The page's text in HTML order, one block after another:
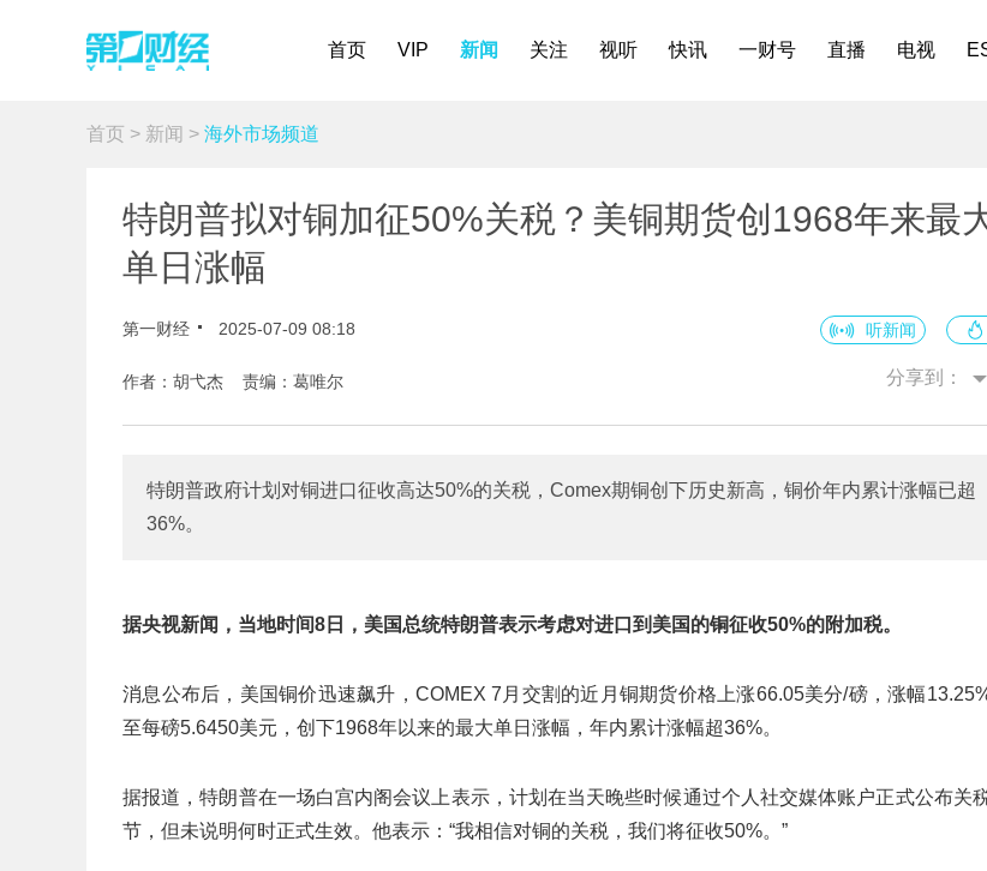
首页 VIP 新闻 关注 视听 快讯 一财号 直播 电视
首页 > 新闻 > 海外市场频道
特朗普拟对铜加征50%关税？美铜期货创1968年来最
单日涨幅
第一财经 2025-07-09 08:18 听新闻
作者：胡弋杰 责编：葛唯尔 分享到：
特朗普政府计划对铜进口征收高达50%的关税，Comex期铜创下历史新高，铜价年内累计涨幅已超
36%。
据央视新闻，当地时间8日，美国总统特朗普表示考虑对进口到美国的铜征收50%的附加税。
消息公布后，美国铜价迅速飙升，COMEX 7月交割的近月铜期货价格上涨66.05美分/磅，涨幅13.25%
至每磅5.6450美元，创下1968年以来的最大单日涨幅，年内累计涨幅超36%。
据报道，特朗普在一场白宫内阁会议上表示，计划在当天晚些时候通过个人社交媒体账户正式公布关
节，但未说明何时正式生效。他表示：“我相信对铜的关税，我们将征收50%。”